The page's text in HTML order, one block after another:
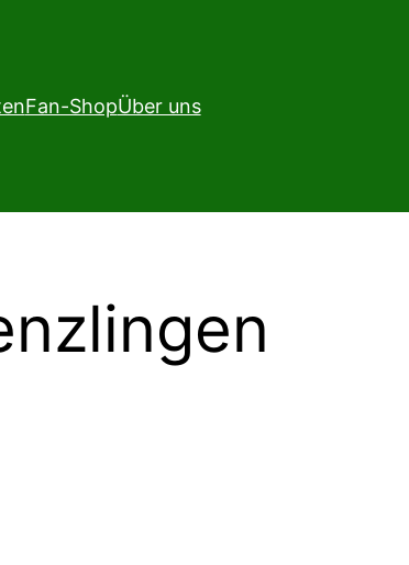
Fan-ShopÜber uns